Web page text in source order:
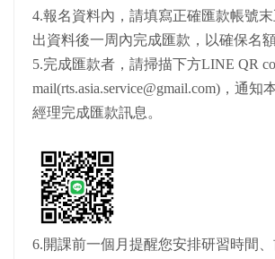
4.報名資料內，請填寫正確匯款帳號
出資料後一周內完成匯款，以確保名額
5.完成匯款者，請掃描下方LINE QR
mail(rts.asia.service@gmail.com)，通知
經理完成匯款訊息。
6.開課前一個月提醒您安排研習時間